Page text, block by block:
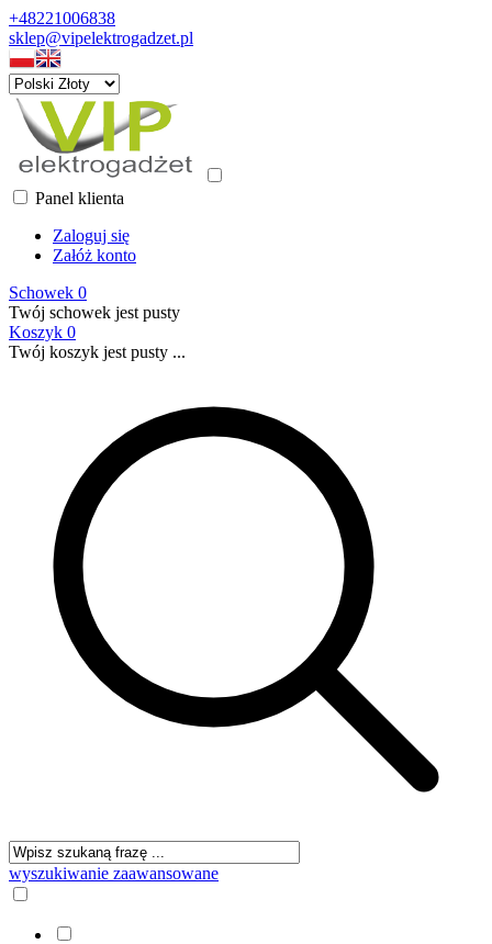
+48221006838
sklep@vipelektrogadzet.pl
Panel klienta
Zaloguj się
Załóż konto
Schowek 0
Twój schowek jest pusty
Koszyk 0
Twój koszyk jest pusty ...
wyszukiwanie zaawansowane